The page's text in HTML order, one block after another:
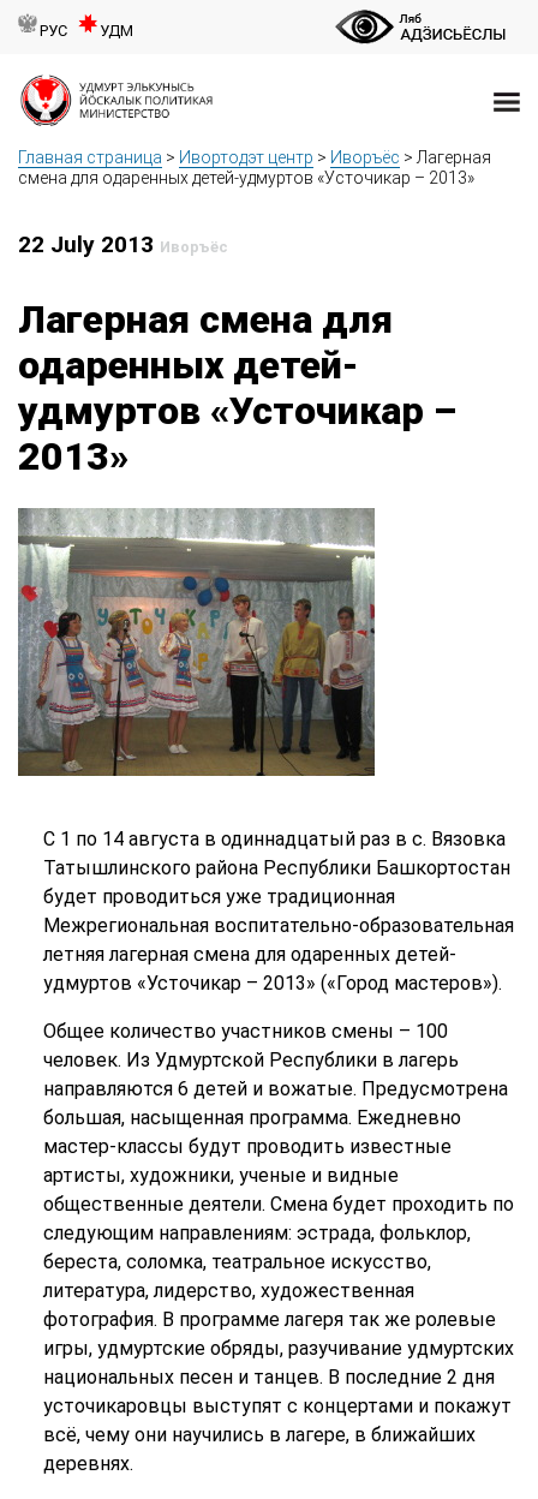
РУС УДМ
Главная страница > Ивортодэт центр > Иворъёс >Лагерная
смена для одаренных детей-удмуртов «Усточикар – 2013»
22 July 2013 Иворъёс
Лагерная смена для
одаренных детей-
удмуртов «Усточикар –
2013»
С 1 по 14 августа в одиннадцатый раз в с. Вязовка
Татышлинского района Республики Башкортостан
будет проводиться уже традиционная
Межрегиональная воспитательно-образовательная
летняя лагерная смена для одаренных детей-
удмуртов «Усточикар – 2013» («Город мастеров»).
Общее количество участников смены – 100
человек. Из Удмуртской Республики в лагерь
направляются 6 детей и вожатые. Предусмотрена
большая, насыщенная программа. Ежедневно
мастер-классы будут проводить известные
артисты, художники, ученые и видные
общественные деятели. Смена будет проходить по
следующим направлениям: эстрада, фольклор,
береста, соломка, театральное искусство,
литература, лидерство, художественная
фотография. В программе лагеря так же ролевые
игры, удмуртские обряды, разучивание удмуртских
национальных песен и танцев. В последние 2 дня
усточикаровцы выступят с концертами и покажут
всё, чему они научились в лагере, в ближайших
деревнях.